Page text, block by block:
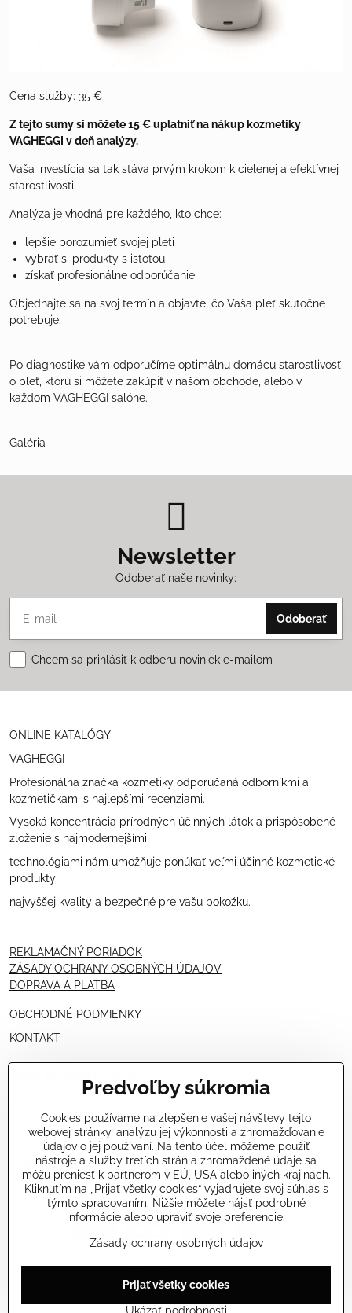
Cena služby: 35 €
Z tejto sumy si môžete 15 € uplatniť na nákup kozmetiky
VAGHEGGI v deň analýzy.
Vaša investícia sa tak stáva prvým krokom k cielenej a efektívnej
starostlivosti.
Analýza je vhodná pre každého, kto chce:
lepšie porozumieť svojej pleti
vybrať si produkty s istotou
získať profesionálne odporúčanie
Objednajte sa na svoj termín a objavte, čo Vaša pleť skutočne
potrebuje.
Po diagnostike vám odporučíme optimálnu domácu starostlivosť
o pleť, ktorú si môžete zakúpiť v našom obchode, alebo v
každom VAGHEGGI salóne.
Galéria
Newsletter
Odoberať naše novinky:
Odoberať
Chcem sa prihlásiť k odberu noviniek e-mailom
ONLINE KATALÓGY
VAGHEGGI
Profesionálna značka kozmetiky odporúčaná odborníkmi a
kozmetičkami s najlepšími recenziami.
Vysoká koncentrácia prírodných účinných látok a prispôsobené
zloženie s najmodernejšími
technológiami nám umožňuje ponúkať veľmi účinné kozmetické
produkty
najvyššej kvality a bezpečné pre vašu pokožku.
REKLAMAČNÝ PORIADOK
ZÁSADY OCHRANY OSOBNÝCH ÚDAJOV
DOPRAVA A PLATBA
OBCHODNÉ PODMIENKY
KONTAKT
PRE KOZMETIČKY
VÝHODNÁ PONUKA PRE PROFESIONÁLOV
NÁVODY OŠETRENÍ - VIDEÁ
ŠKOLENIE KOZMETIČIEK V TALIANSKU
©2026Copyright
Predvoľby súkromiaZásady ochrany osobných údajov
Stav objednávky
Predvoľby súkromia
Cookies používame na zlepšenie vašej návštevy tejto
webovej stránky, analýzu jej výkonnosti a zhromažďovanie
údajov o jej používaní. Na tento účel môžeme použiť
nástroje a služby tretích strán a zhromaždené údaje sa
môžu preniesť k partnerom v EÚ, USA alebo iných krajinách.
Kliknutím na „Prijať všetky cookies“ vyjadrujete svoj súhlas s
týmto spracovaním. Nižšie môžete nájsť podrobné
informácie alebo upraviť svoje preferencie.
Zásady ochrany osobných údajov
Prijať všetky cookies